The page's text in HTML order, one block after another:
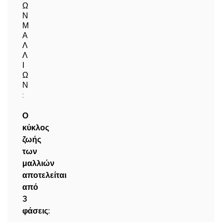
Ω
Ν
Μ
Α
Λ
Λ
Ι
Ω
Ν
:
Ο
κύκλος
ζωής
των
μαλλιών
αποτελείται
από
3
φάσεις: